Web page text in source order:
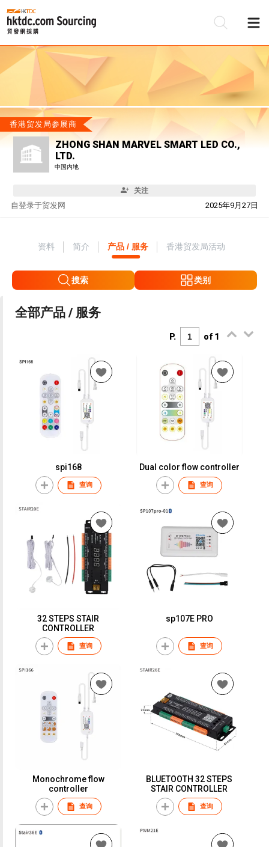
香港贸发局参展商
ZHONG SHAN MARVEL SMART LED CO.,
LTD.
中国内地
关注
自 2025年9月27日
登录于贸发网
资料 简介 产品 / 服务 香港贸发局活动
搜索 类别
全部产品 / 服务
P. of 1
spi168
查询
Dual color flow controller
查询
32 STEPS STAIR
CONTROLLER
查询
sp107E PRO
查询
Monochrome flow
controller
查询
BLUETOOTH 32 STEPS
STAIR CONTROLLER
查询